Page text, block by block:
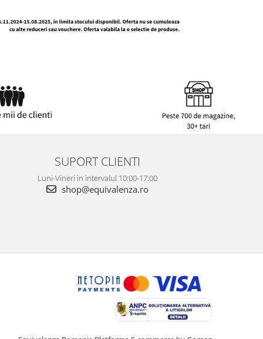
SUPORT CLIENTI
Luni-Vineri in intervalul 10:00-17:00
shop@equivalenza.ro